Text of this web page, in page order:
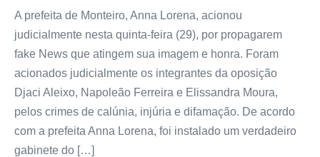
A prefeita de Monteiro, Anna Lorena, acionou
judicialmente nesta quinta-feira (29), por propagarem
fake News que atingem sua imagem e honra. Foram
acionados judicialmente os integrantes da oposição
Djaci Aleixo, Napoleão Ferreira e Elissandra Moura,
pelos crimes de calúnia, injúria e difamação. De acordo
com a prefeita Anna Lorena, foi instalado um verdadeiro
gabinete do […]